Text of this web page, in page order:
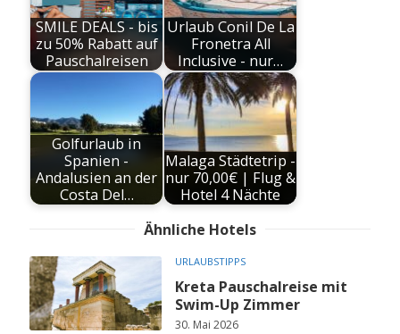
SMILE DEALS - bis
zu 50% Rabatt auf
Pauschalreisen
Urlaub Conil De La
Fronetra All
Inclusive - nur…
Golfurlaub in
Spanien -
Andalusien an der
Costa Del…
Malaga Städtetrip -
nur 70,00€ | Flug &
Hotel 4 Nächte
Ähnliche Hotels
URLAUBSTIPPS
Kreta Pauschalreise mit
Swim-Up Zimmer
30. Mai 2026